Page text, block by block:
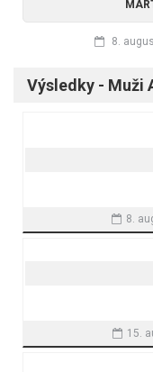
8.
Výsledky - Muži
8.
15.